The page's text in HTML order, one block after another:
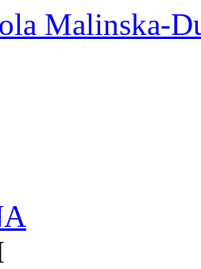
Malinska-